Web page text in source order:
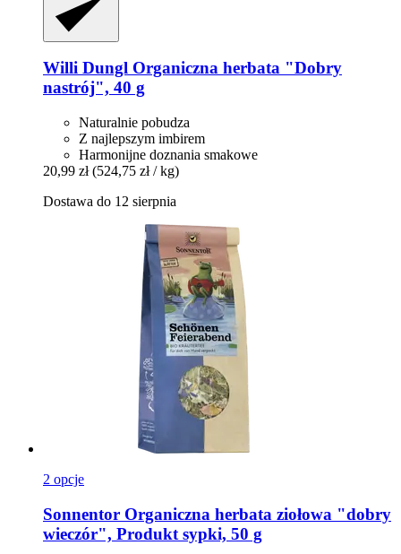
Willi Dungl Organiczna herbata "Dobry
nastrój", 40 g
Naturalnie pobudza
Z najlepszym imbirem
Harmonijne doznania smakowe
20,99 zł (524,75 zł / kg)
Dostawa do 12 sierpnia
2 opcje
Sonnentor Organiczna herbata ziołowa "dobry
wieczór", Produkt sypki, 50 g